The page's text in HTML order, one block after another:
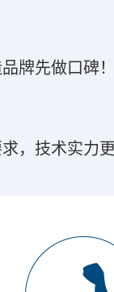
牌先做口碑
，技术实力